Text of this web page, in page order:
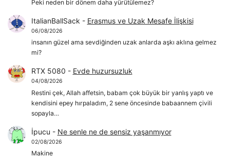
Peki neden bir dönem daha yürütülemez?
ItalianBallSack - Erasmus ve Uzak Mesafe İlişkisi
06/08/2026
insanın güzel ama sevdiğinden uzak anlarda aşkı aklına gelmez
mi?
RTX 5080 - Evde huzursuzluk
04/08/2026
Restini çek, Allah affetsin, babam çok büyük bir yanlış yaptı ve
kendisini epey hırpaladım, 2 sene öncesinde babaannem çivili
sopayla…
İpucu - Ne senle ne de sensiz yaşanmıyor
02/08/2026
Makine